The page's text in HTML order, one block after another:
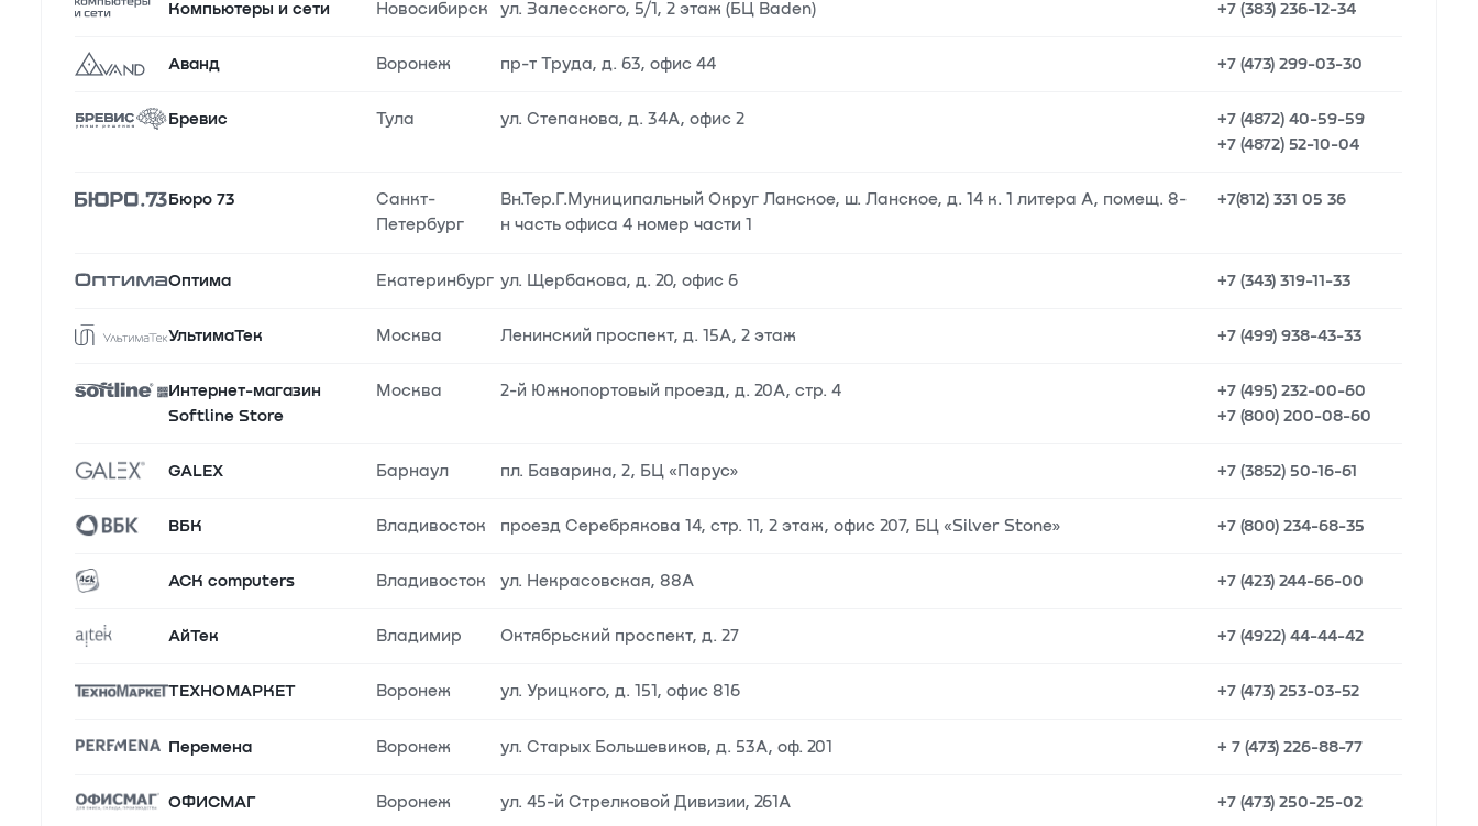
Компьютеры и сети Новосибирск ул. Залесского, 5/1, 2 этаж (БЦ Baden) +7 (383) 236-12-34
Аванд Воронеж пр-т Труда, д. 63, офис 44 +7 (473) 299-03-30
Бревис Тула ул. Степанова, д. 34А, офис 2
+7 (4872) 40-59-59
+7 (4872) 52-10-04
Бюро 73
Санкт-
Петербург
Вн.Тер.Г.Муниципальный Округ Ланское, ш. Ланское, д. 14 к. 1 литера А, помещ. 8-
н часть офиса 4 номер части 1
+7(812) 331 05 36
Оптима Екатеринбург ул. Щербакова, д. 20, офис 6 +7 (343) 319-11-33
УльтимаТек Москва Ленинский проспект, д. 15А, 2 этаж +7 (499) 938-43-33
Интернет-магазин
Softline Store
Москва 2-й Южнопортовый проезд, д. 20А, стр. 4
+7 (495) 232-00-60
+7 (800) 200-08-60
GALEX Барнаул пл. Баварина, 2, БЦ «Парус» +7 (3852) 50-16-61
ВБК Владивосток проезд Серебрякова 14, стр. 11, 2 этаж, офис 207, БЦ «Silver Stone» +7 (800) 234-68-35
АСК computers Владивосток ул. Некрасовская, 88А +7 (423) 244-66-00
АйТек Владимир Октябрьский проспект, д. 27 +7 (4922) 44-44-42
ТЕХНОМАРКЕТ Воронеж ул. Урицкого, д. 151, офис 816 +7 (473) 253-03-52
Перемена Воронеж ул. Старых Большевиков, д. 53А, оф. 201 + 7 (473) 226-88-77
ОФИСМАГ Воронеж ул. 45-й Стрелковой Дивизии, 261А +7 (473) 250-25-02